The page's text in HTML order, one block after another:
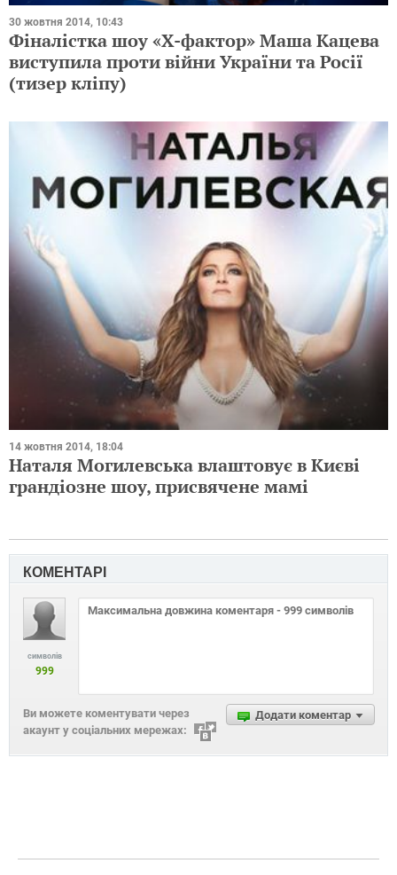
30 жовтня 2014, 10:43
Фіналістка шоу «Х-фактор» Маша Кацева
виступила проти війни України та Росії
(тизер кліпу)
14 жовтня 2014, 18:04
Наталя Могилевська влаштовує в Києві
грандіозне шоу, присвячене мамі
КОМЕНТАРІ
символів
999
Додати коментар
Ви можете коментувати через
акаунт у соціальних мережах: